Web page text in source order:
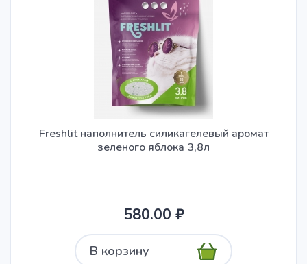
Freshlit наполнитель силикагелевый аромат
зеленого яблока 3,8л
580.00 ₽
В корзину